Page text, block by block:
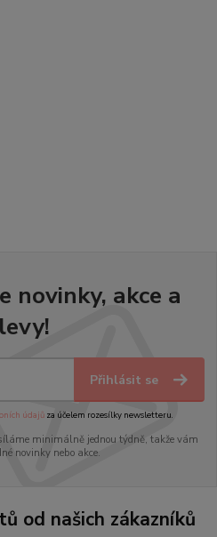
novinky, akce a
Přihlásit se
údajůza účelem rozesílky newsletteru.
minimálně jednou týdně, takže vám
novinky nebo akce.
od našich zákazníků